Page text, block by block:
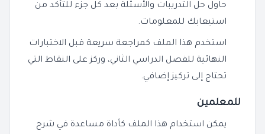
حاول حل التدريبات والأسئلة بعد كل جزء للتأكد من
استيعابك للمعلومات.
استخدم هذا الملف كمراجعة سريعة قبل الاختبارات
النهائية للفصل الدراسي الثاني، وركز على النقاط التي
تحتاج إلى تركيز إضافي.
للمعلمين
يمكن استخدام هذا الملف كأداة مساعدة في شرح